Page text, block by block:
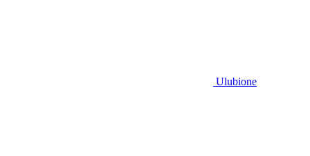
Ulubione